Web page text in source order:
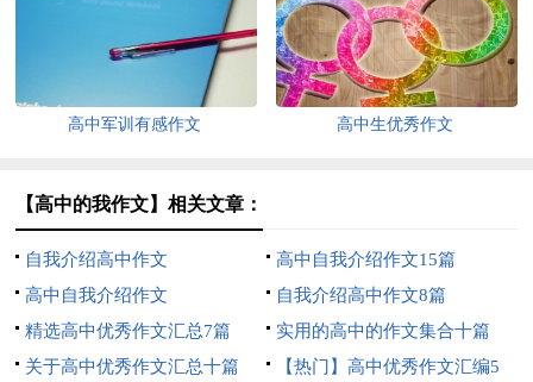
高中军训有感作文 高中生优秀作文
【高中的我作文】相关文章：
自我介绍高中作文
高中自我介绍作文15篇
高中自我介绍作文
自我介绍高中作文8篇
精选高中优秀作文汇总7篇
实用的高中的作文集合十篇
关于高中优秀作文汇总十篇
【热门】高中优秀作文汇编5